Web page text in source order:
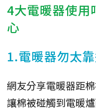
4大電暖器使用
心
1.電暖器勿太
網友分享電暖器距
讓棉被碰觸到電暖